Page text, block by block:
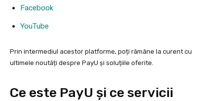
Facebook
YouTube
Prin intermediul acestor platforme, poți rămâne la curent cu
ultimele noutăți despre PayU și soluțiile oferite.
Ce este PayU și ce servicii